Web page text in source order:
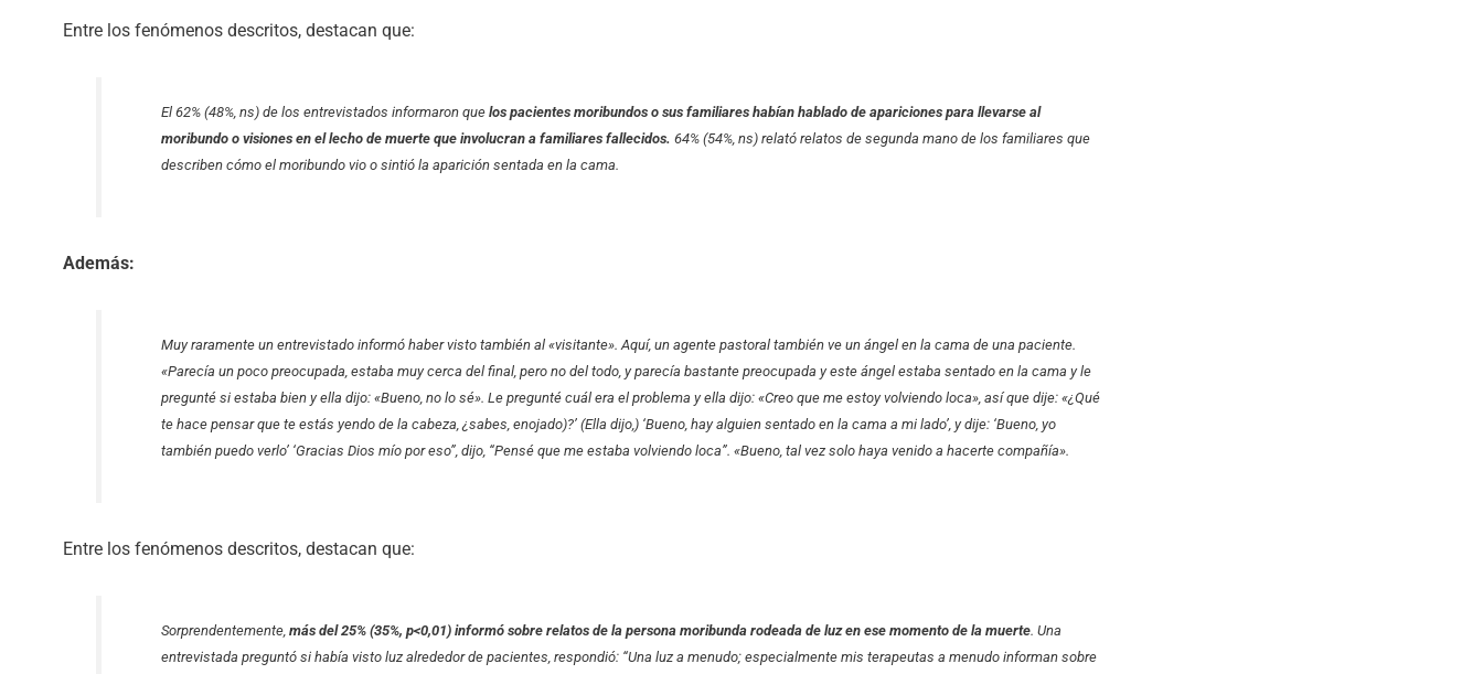
Entre los fenómenos descritos, destacan que:
El 62% (48%, ns) de los entrevistados informaron que los pacientes moribundos o sus familiares habían hablado de apariciones para llevarse al
moribundo o visiones en el lecho de muerte que involucran a familiares fallecidos. 64% (54%, ns) relató relatos de segunda mano de los familiares que
describen cómo el moribundo vio o sintió la aparición sentada en la cama.
Además:
Muy raramente un entrevistado informó haber visto también al «visitante». Aquí, un agente pastoral también ve un ángel en la cama de una paciente.
«Parecía un poco preocupada, estaba muy cerca del final, pero no del todo, y parecía bastante preocupada y este ángel estaba sentado en la cama y le
pregunté si estaba bien y ella dijo: «Bueno, no lo sé». Le pregunté cuál era el problema y ella dijo: «Creo que me estoy volviendo loca», así que dije: «¿Qué
te hace pensar que te estás yendo de la cabeza, ¿sabes, enojado)?’ (Ella dijo,) ‘Bueno, hay alguien sentado en la cama a mi lado’, y dije: ‘Bueno, yo
también puedo verlo’ ‘Gracias Dios mío por eso”, dijo, “Pensé que me estaba volviendo loca”. «Bueno, tal vez solo haya venido a hacerte compañía».
Entre los fenómenos descritos, destacan que:
Sorprendentemente, más del 25% (35%, p<0,01) informó sobre relatos de la persona moribunda rodeada de luz en ese momento de la muerte. Una
entrevistada preguntó si había visto luz alrededor de pacientes, respondió: “Una luz a menudo; especialmente mis terapeutas a menudo informan sobre